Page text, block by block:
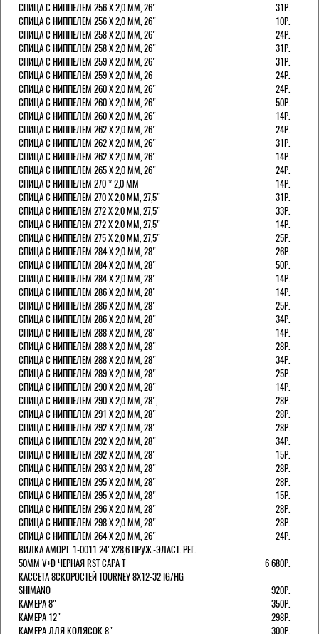
СПИЦА С НИППЕЛЕМ 256 Х 2,0 ММ, 26"
31Р.
СПИЦА С НИППЕЛЕМ 256 Х 2,0 ММ, 26"
10Р.
СПИЦА С НИППЕЛЕМ 258 Х 2,0 ММ, 26"
24Р.
СПИЦА С НИППЕЛЕМ 258 Х 2,0 ММ, 26"
31Р.
СПИЦА С НИППЕЛЕМ 259 Х 2,0 ММ, 26"
31Р.
СПИЦА С НИППЕЛЕМ 259 Х 2,0 ММ, 26
24Р.
СПИЦА С НИППЕЛЕМ 260 Х 2,0 ММ, 26"
24Р.
СПИЦА С НИППЕЛЕМ 260 Х 2,0 ММ, 26"
50Р.
СПИЦА С НИППЕЛЕМ 260 Х 2,0 ММ, 26"
14Р.
СПИЦА С НИППЕЛЕМ 262 Х 2,0 ММ, 26"
24Р.
СПИЦА С НИППЕЛЕМ 262 Х 2,0 ММ, 26"
31Р.
СПИЦА С НИППЕЛЕМ 262 Х 2,0 ММ, 26"
14Р.
СПИЦА С НИППЕЛЕМ 265 Х 2,0 ММ, 26"
24Р.
СПИЦА С НИППЕЛЕМ 270 * 2,0 ММ
14Р.
СПИЦА С НИППЕЛЕМ 270 Х 2,0 ММ, 27,5"
31Р.
СПИЦА С НИППЕЛЕМ 272 Х 2,0 ММ, 27,5"
33Р.
СПИЦА С НИППЕЛЕМ 272 Х 2,0 ММ, 27,5"
14Р.
СПИЦА С НИППЕЛЕМ 275 Х 2,0 ММ, 27,5"
25Р.
СПИЦА С НИППЕЛЕМ 284 Х 2,0 ММ, 28"
26Р.
СПИЦА С НИППЕЛЕМ 284 Х 2,0 ММ, 28"
50Р.
СПИЦА С НИППЕЛЕМ 284 Х 2,0 ММ, 28"
14Р.
СПИЦА С НИППЕЛЕМ 286 Х 2,0 ММ, 28'
14Р.
СПИЦА С НИППЕЛЕМ 286 Х 2,0 ММ, 28"
25Р.
СПИЦА С НИППЕЛЕМ 286 Х 2,0 ММ, 28"
34Р.
СПИЦА С НИППЕЛЕМ 288 Х 2,0 ММ, 28"
14Р.
СПИЦА С НИППЕЛЕМ 288 Х 2,0 ММ, 28"
28Р.
СПИЦА С НИППЕЛЕМ 288 Х 2,0 ММ, 28"
34Р.
СПИЦА С НИППЕЛЕМ 289 Х 2,0 ММ, 28"
25Р.
СПИЦА С НИППЕЛЕМ 290 Х 2,0 ММ, 28"
14Р.
СПИЦА С НИППЕЛЕМ 290 Х 2,0 ММ, 28",
28Р.
СПИЦА С НИППЕЛЕМ 291 Х 2,0 ММ, 28"
28Р.
СПИЦА С НИППЕЛЕМ 292 Х 2,0 ММ, 28"
28Р.
СПИЦА С НИППЕЛЕМ 292 Х 2,0 ММ, 28"
34Р.
СПИЦА С НИППЕЛЕМ 292 Х 2,0 ММ, 28"
15Р.
СПИЦА С НИППЕЛЕМ 293 Х 2,0 ММ, 28"
28Р.
СПИЦА С НИППЕЛЕМ 295 Х 2,0 ММ, 28"
28Р.
СПИЦА С НИППЕЛЕМ 295 Х 2,0 ММ, 28"
15Р.
СПИЦА С НИППЕЛЕМ 296 Х 2,0 ММ, 28"
28Р.
СПИЦА С НИППЕЛЕМ 298 Х 2,0 ММ, 28"
28Р.
СПИЦА С НИППЕЛЕМ 264 Х 2,0 ММ, 26"
24Р.
ВИЛКА АМОРТ. 1-0011 24"Х28,6 ПРУЖ.-ЭЛАСТ. РЕГ.
50ММ V+D ЧЕРНАЯ RST CAPA Т
6 680Р.
КАССЕТА 8СКОРОСТЕЙ TOURNEY 8Х12-32 IG/HG
SHIMANO
920Р.
КАМЕРА 8"
350Р.
КАМЕРА 12"
298Р.
КАМЕРА ДЛЯ КОЛЯСОК 8"
300Р.